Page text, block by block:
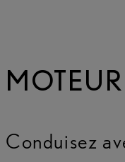
MOTEUR
Conduisez